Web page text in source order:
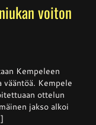
voiton
Kempeleen
Kempele
ottelun
jakso alkoi